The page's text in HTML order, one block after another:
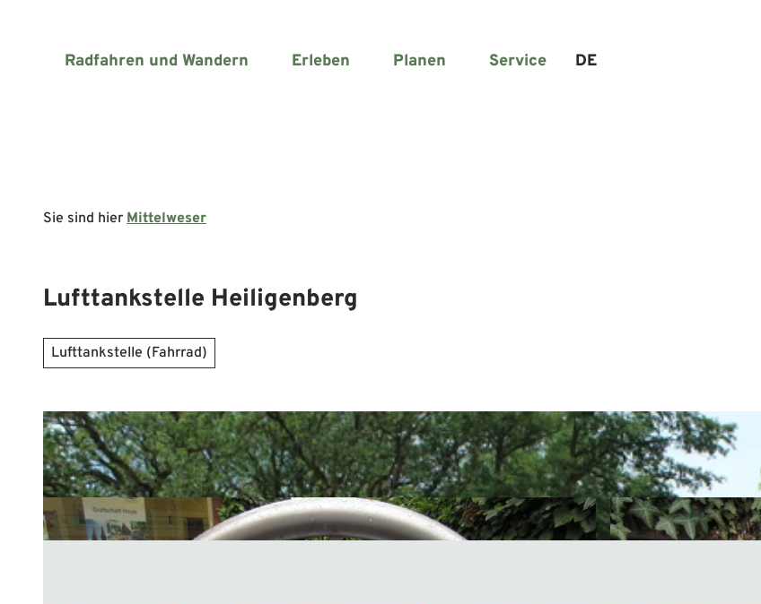
Radfahren und Wandern Erleben Planen Service DE
Sie sind hier Mittelweser
Lufttankstelle Heiligenberg
Lufttankstelle (Fahrrad)